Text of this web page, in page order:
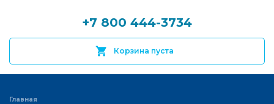
+7 800 444-3734
Корзина пуста
Главная